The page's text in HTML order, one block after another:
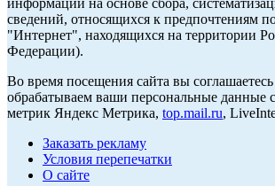
информации на основе сбора,
сведений, относящихся к предпочтениям
"Интернет", находящихся на территории
Федерации).
Во время посещения сайта вы
обрабатываем ваши персональные данные
метрик Яндекс Метрика, top.mail.ru,
Заказать рекламу
Условия перепечатки
О сайте